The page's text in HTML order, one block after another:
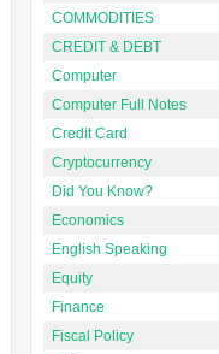
COMMODITIES
CREDIT & DEBT
Computer
Computer Full Notes
Credit Card
Cryptocurrency
Did You Know?
Economics
English Speaking
Equity
Finance
Fiscal Policy